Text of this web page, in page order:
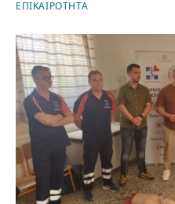
ΕΠΙΚΑΙΡΟΤΗΤΑ